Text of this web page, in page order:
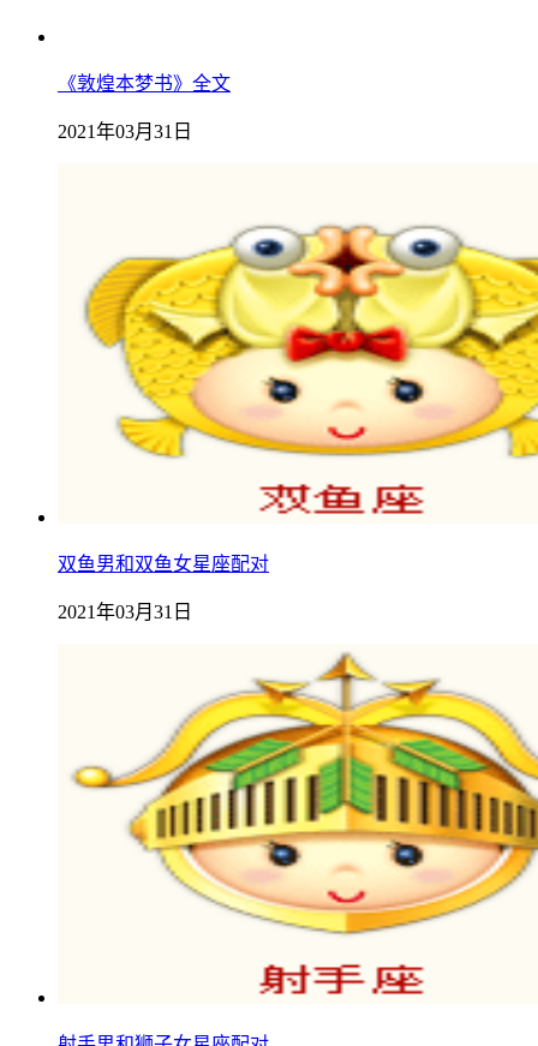
《敦煌本梦书》全文
2021年03月31日
双鱼男和双鱼女星座配对
2021年03月31日